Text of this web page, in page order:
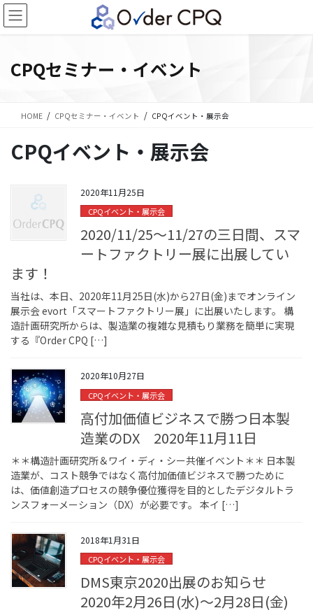
コ
ン
ナ
ビ
CPQセミナー・イベント
HOME CPQセミナー・イベント CPQイベント・展示会
CPQイベント・展示会
2020年11月25日
CPQイベント・展示会
2020/11/25～11/27の三日間、スマ
ートファクトリー展に出展してい
ます！
当社は、本日、2020年11月25日(水)から27日(金)までオンライン
展示会 evort「スマートファクトリー展」に出展いたします。 構
造計画研究所からは、製造業の複雑な見積もり業務を簡単に実現
する『Order CPQ […]
2020年10月27日
CPQイベント・展示会
高付加価値ビジネスで勝つ日本製
造業のDX 2020年11月11日
＊＊構造計画研究所＆ワイ・ディ・シー共催イベント＊＊ 日本製
造業が、コスト競争ではなく高付加価値ビジネスで勝つために
は、価値創造プロセスの競争優位獲得を目的としたデジタルトラ
ンスフォーメーション（DX）が必要です。 本イ […]
2018年1月31日
CPQイベント・展示会
DMS東京2020出展のお知らせ
2020年2月26日(水)～2月28日(金)